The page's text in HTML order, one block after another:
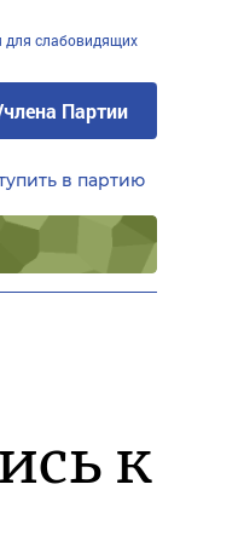
для слабовидящих
Партии
в партию
к